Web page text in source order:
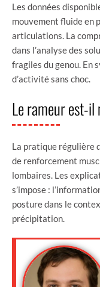
Les données
mouvement fluide en
articulations. La
dans l’analyse des
fragiles du genou. En
d’activité sans choc.
Le rameur est-il
La pratique régulière
de renforcement
lombaires. Les
s’impose :
posture dans le
précipitation.